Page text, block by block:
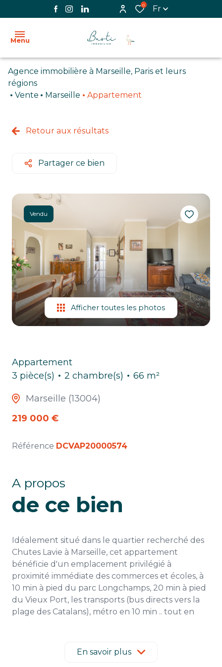
0 Fr
Menu
ACCUEIL
VENTE
BIENS
IMMOBILIER
PROFESSIONNEL
ESTIMATION
CHASSE
IMMO
Agence immobilière à Marseille, Paris et leurs
régions
Vente
Marseille Appartement
Retour aux résultats
Partager ce bien
Vendu
Afficher toutes les photos
Appartement
3 pièce(s)
2 chambre(s) 66 m²
Marseille (13004)
219 000 €
Référence DCVAP20000574
A propos
de ce bien
Idéalement situé dans le quartier recherché des
Chutes Lavie à Marseille, cet appartement
bénéficie d'un emplacement privilégié à
proximité immédiate des commerces et écoles, à
10 min à pied du parc Longchamps, 20 min à pied
du Vieux Port, les transports (bus directs vers la
plage des Catalans), métro en 10 min .. tout en
apprécié pour son esprit de village et sa situation
stratégique entre centre-ville et axes principaux.
En savoir plus